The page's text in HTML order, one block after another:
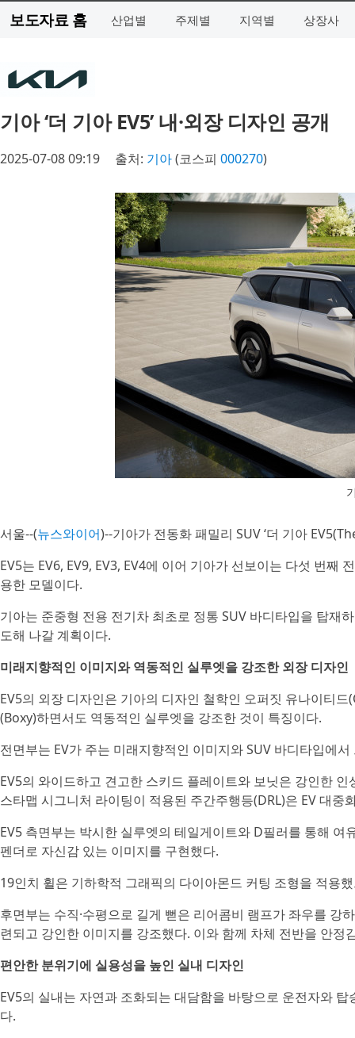
보도자료 홈 산업별 주제별 지역별 상장사
기아 ‘더 기아 EV5’ 내·외장 디자인 공개
2025-07-08 09:19 출처: 기아(코스피 000270)
서울--(뉴스와이어)--기아가 전동화 패밀리 SUV ‘더 기아
EV5는 EV6, EV9, EV3, EV4에 이어 기아가 선보이는 다섯 번
용한 모델이다.
기아는 준중형 전용 전기차 최초로 정통 SUV 바디타입을 탑재
도해 나갈 계획이다.
미래지향적인 이미지와 역동적인 실루엣을 강조한 외장 디자인
EV5의 외장 디자인은 기아의 디자인 철학인 오퍼짓 유나이티
(Boxy)하면서도 역동적인 실루엣을 강조한 것이 특징이다.
전면부는 EV가 주는 미래지향적인 이미지와 SUV 바디타입에
EV5의 와이드하고 견고한 스키드 플레이트와 보닛은 강인한
스타맵 시그니처 라이팅이 적용된 주간주행등(DRL)은 EV 대
EV5 측면부는 박시한 실루엣의 테일게이트와 D필러를 통해
펜더로 자신감 있는 이미지를 구현했다.
19인치 휠은 기하학적 그래픽의 다이아몬드 커팅 조형을 적용
후면부는 수직·수평으로 길게 뻗은 리어콤비 램프가 좌우를
련되고 강인한 이미지를 강조했다. 이와 함께 차체 전반을 안
편안한 분위기에 실용성을 높인 실내 디자인
EV5의 실내는 자연과 조화되는 대담함을 바탕으로 운전자와
다.